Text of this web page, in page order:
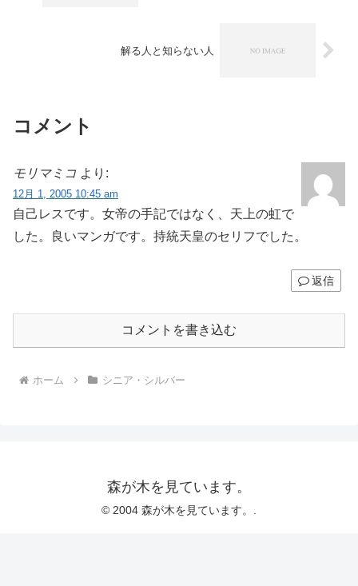
解る人と知らない人
コメント
モリマミコ より:
12月 1, 2005 10:45 am
自己レスです。女帝の手記ではなく、天上の虹で
した。良いマンガです。持統天皇のセリフでした。
返信
コメントを書き込む
ホーム シニア・シルバー
森が木を見ています。
© 2004 森が木を見ています。.